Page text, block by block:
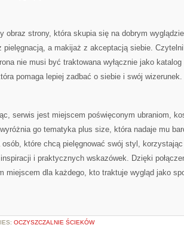
obraz strony, która skupia się na dobrym
pielęgnacją, a makijaż z akceptacją siebie.
nie musi być traktowana wyłącznie jako
pomaga lepiej zadbać o siebie i swój wizerunek.
serwis jest miejscem poświęconym ubraniom,
go tematyka plus size, która nadaje mu
osób, które chcą pielęgnować swój styl,
i praktycznych wskazówek. Dzięki
miejscem dla każdego, kto traktuje wygląd jako
OCZYSZCZALNIE ŚCIEKÓW